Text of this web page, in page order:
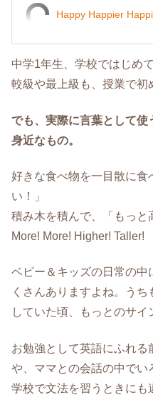
Happy Happier
中学1年生、学校ではじめ
較級や最上級も、授業で初
でも、実際に言葉として使
身近なもの。
好きな食べ物を一目散に食
い！」
積み木を積んで、「もっと
More! More! Higher! Taller!
ベビー＆キッズの日常の
くさんありますよね。う
していた頃、もっとのサイ
お勉強として英語にふれ
や、ママとの会話の中でい
学校で文法を習うときにも